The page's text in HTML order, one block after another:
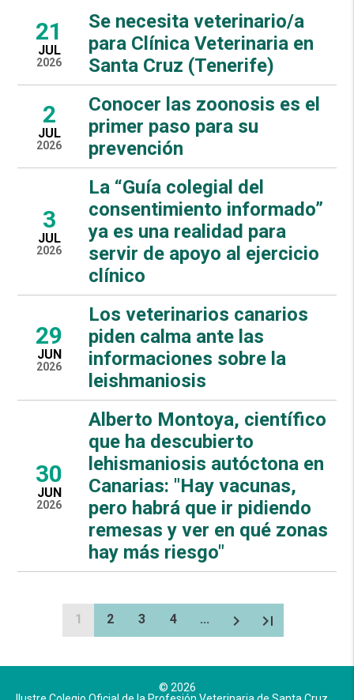
21
JUL
2026
Se necesita veterinario/a
para Clínica Veterinaria en
Santa Cruz (Tenerife)
2
JUL
2026
Conocer las zoonosis es el
primer paso para su
prevención
3
JUL
2026
La “Guía colegial del
consentimiento informado”
ya es una realidad para
servir de apoyo al ejercicio
clínico
29
JUN
2026
Los veterinarios canarios
piden calma ante las
informaciones sobre la
leishmaniosis
30
JUN
2026
Alberto Montoya, científico
que ha descubierto
lehismaniosis autóctona en
Canarias: "Hay vacunas,
pero habrá que ir pidiendo
remesas y ver en qué zonas
hay más riesgo"
1 2 3 4 ... chevron_right last_page
© 2026